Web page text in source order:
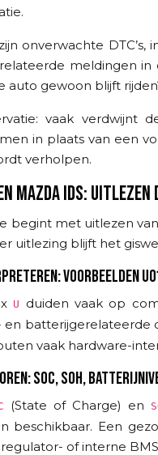
onverwachte
meldingen in
auto gewoon blijft
vaak
in plaats van een
verholpen.
MAZDA IDS: UITLEZEN
begint met uitlezen
uitlezing blijft het
VOORBEELDEN
U duiden vaak op
en batterijgerelateerde
vaak hardware-
SOC, SOH,
(State of Charge) en
beschikbaar. Een
of interne